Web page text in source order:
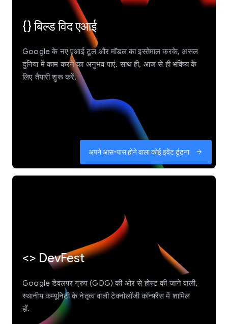
{} बिल्ड विद एआई
Google के नए एआई टूल और मॉडल का इस्तेमाल करके, असल
दुनिया में काम करने का अनुभव पाएं. साथ ही, आज से ही भविष्य के
लिए तैयारी शुरू करें.
अपने आस-पास होने वाला कोई इवेंट ढूंढना arrow_forward
<> DevFest
Google डेवलपर ग्रुप (GDG) की ओर से होस्ट की जाने वाली,
स्थानीय कम्यूनिटी के नेतृत्व वाली टेक्नोलॉजी कॉन्फ़्रेंस में शामिल
हों.